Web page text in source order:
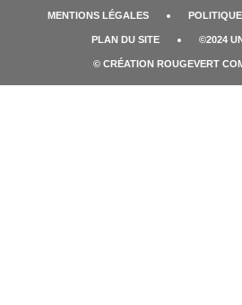
MENTIONS LÉGALES
PLAN DU SITE ©2024
© CRÉATION ROUGEVERT